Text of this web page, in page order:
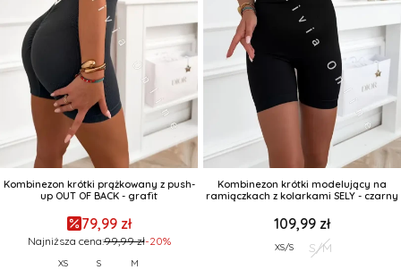
Kombinezon krótki prążkowany z push-
up OUT OF BACK - grafit
79,99 zł
Najniższa cena:99,99 zł-20%
XS S M
Kombinezon krótki modelujący na
ramiączkach z kolarkami SELY - czarny
109,99 zł
XS/S S/M